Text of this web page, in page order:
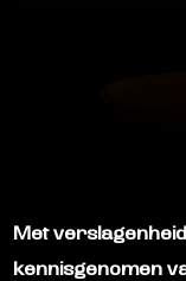
Met
kennisgenomen